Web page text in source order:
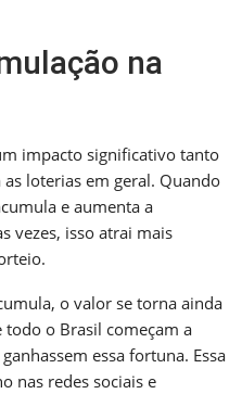
na
impacto significativo tanto
loterias em geral. Quando
e aumenta a
vezes, isso atrai mais
o valor se torna ainda
o Brasil começam a
essa fortuna. Essa
nas redes sociais e